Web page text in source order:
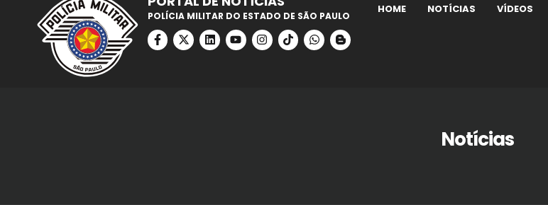
POLÍCIA MILITAR DO ESTADO DE SÃO PAULO
HOME NOTÍCIAS VÍDEOS
Notícias